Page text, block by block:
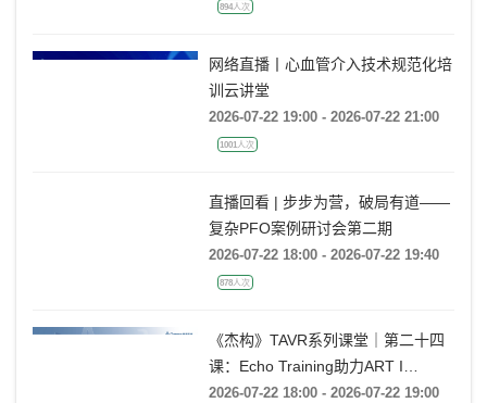
网络直播丨心血管介入技术规范化培
训云讲堂
直播回看 | 步步为营，破局有道——
复杂PFO案例研讨会第二期
《杰构》TAVR系列课堂｜第二十四
课：Echo Training助力ART I